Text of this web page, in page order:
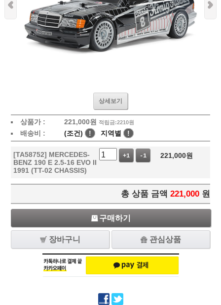
상세보기
상품가 : 221,000원 적립금:2210원
배송비 : (조건) ! 지역별 !
[TA58752] MERCEDES-
BENZ 190 E 2.5-16 EVO II
1991 (TT-02 CHASSIS)
+1 -1 221,000원
총 상품 금액 221,000 원
구매하기
장바구니 관심상품